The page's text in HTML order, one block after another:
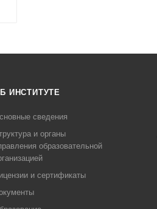
ИНСТИТУТЕ
сведения
и органы
образовательной
и сертификаты